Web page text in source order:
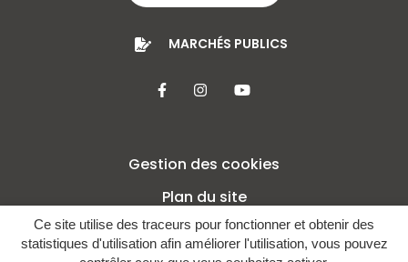
Ce site utilise des traceurs pour fonctionner et obtenir des
statistiques d'utilisation afin améliorer l'utilisation, vous pouvez
MARCHÉS PUBLICS
Lien vers le compte Facebook
Lien vers le compte
Lien vers la chaîne
Gestion des cookies
Plan du site
Mentions légales